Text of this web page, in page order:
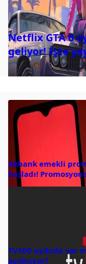
Netflix GTA 6
geliyor! İşte
Akbank emekli
başladı!
TV100 uyduda var
açılmıyor?